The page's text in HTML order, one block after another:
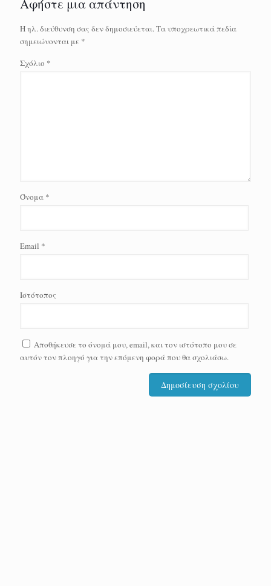
Αφήστε μια απάντηση
Η ηλ. διεύθυνση σας δεν δημοσιεύεται.Τα υποχρεωτικά πεδία
σημειώνονται με *
Σχόλιο *
Όνομα *
Email *
Ιστότοπος
Αποθήκευσε το όνομά μου, email, και τον ιστότοπο μου σε
αυτόν τον πλοηγό για την επόμενη φορά που θα σχολιάσω.